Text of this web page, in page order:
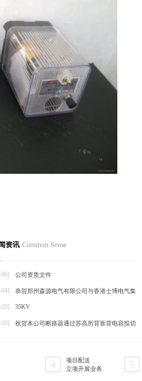
注意事项
资讯 Common Sense
06] 公司资质文件
04] 恭贺郑州森源电气有限公司与香港士博电气集
29] 35KV
29] 祝贺本公司断路器通过苏高所背靠背电容投切
项目配送
立项开展业务